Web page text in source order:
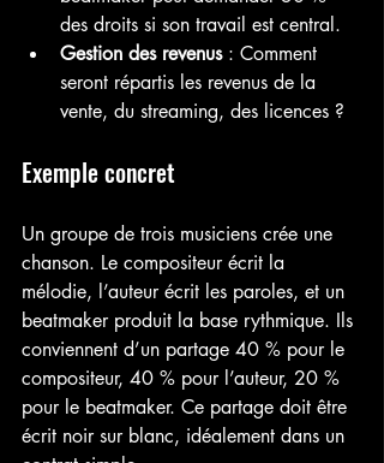
des droits si son travail est central.
Gestion des revenus : Comment
seront répartis les revenus de la
vente, du streaming, des licences ?
Exemple concret
Un groupe de trois musiciens crée une
chanson. Le compositeur écrit la
mélodie, l’auteur écrit les paroles, et un
beatmaker produit la base rythmique. Ils
conviennent d’un partage 40 % pour le
compositeur, 40 % pour l’auteur, 20 %
pour le beatmaker. Ce partage doit être
écrit noir sur blanc, idéalement dans un